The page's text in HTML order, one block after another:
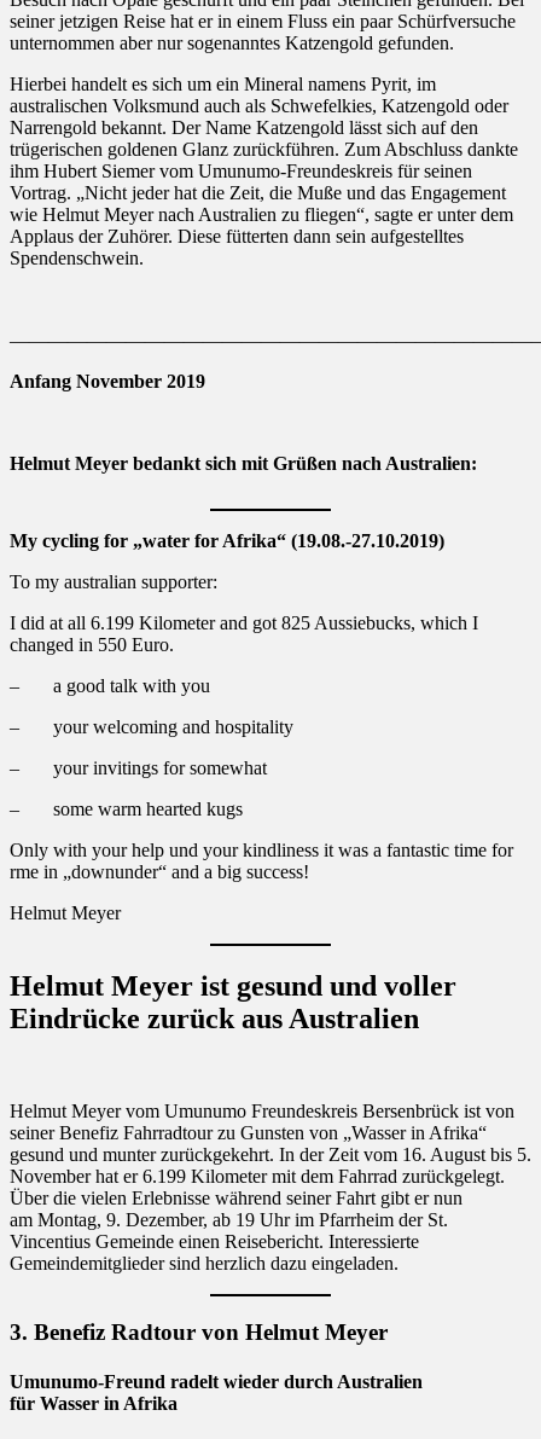
seiner jetzigen Reise hat er in einem Fluss ein paar Schürfversuche
unternommen aber nur sogenanntes Katzengold gefunden.
Hierbei handelt es sich um ein Mineral namens Pyrit, im
australischen Volksmund auch als Schwefelkies, Katzengold oder
Narrengold bekannt. Der Name Katzengold lässt sich auf den
trügerischen goldenen Glanz zurückführen. Zum Abschluss dankte
ihm Hubert Siemer vom Umunumo-Freundeskreis für seinen
Vortrag. „Nicht jeder hat die Zeit, die Muße und das Engagement
wie Helmut Meyer nach Australien zu fliegen“, sagte er unter dem
Applaus der Zuhörer. Diese fütterten dann sein aufgestelltes
Spendenschwein.
Anfang November 2019
Helmut Meyer bedankt sich mit Grüßen nach Australien:
My cycling for „water for Afrika“ (19.08.-27.10.2019)
To my australian supporter:
I did at all 6.199 Kilometer and got 825 Aussiebucks, which I
changed in 550 Euro.
– a good talk with you
– your welcoming and hospitality
– your invitings for somewhat
– some warm hearted kugs
Only with your help und your kindliness it was a fantastic time for
rme in „downunder“ and a big success!
Helmut Meyer
Helmut Meyer ist gesund und voller
Eindrücke zurück aus Australien
Helmut Meyer vom Umunumo Freundeskreis Bersenbrück ist von
seiner Benefiz Fahrradtour zu Gunsten von „Wasser in Afrika“
gesund und munter zurückgekehrt. In der Zeit vom 16. August bis 5.
November hat er 6.199 Kilometer mit dem Fahrrad zurückgelegt.
Über die vielen Erlebnisse während seiner Fahrt gibt er nun
am Montag, 9. Dezember, ab 19 Uhr im Pfarrheim der St.
Vincentius Gemeinde einen Reisebericht. Interessierte
Gemeindemitglieder sind herzlich dazu eingeladen.
3. Benefiz Radtour von Helmut Meyer
Umunumo-Freund radelt wieder durch Australien
für Wasser in Afrika